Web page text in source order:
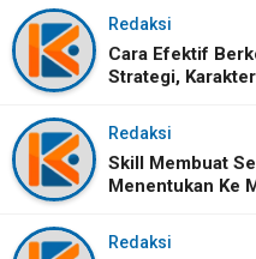
Redaksi
Cara Efektif
Strategi,
Redaksi
Skill Membuat
Menentukan Ke
Redaksi